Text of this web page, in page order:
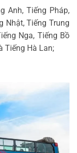
Anh, Tiếng Pháp,
Nhật, Tiếng Trung
Nga, Tiếng Bồ
Tiếng Hà Lan;